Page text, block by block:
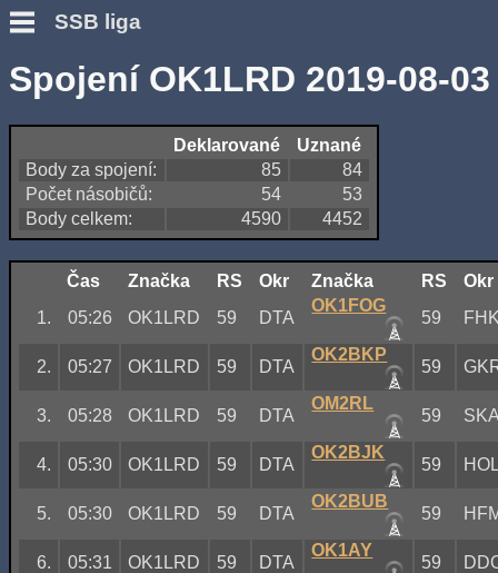
SSB liga
Spojení OK1LRD 2019-08-03
Deklarované
Uznané
Body za spojení:
85
84
Počet násobičů:
54
53
Body celkem:
4590 4452
Čas Značka RS Okr Značka RS
Okr
1.
05:26 OK1LRD 59 DTA
OK1FOG
59
2. 05:27 OK1LRD 59 DTA
OK2BKP
59
3. 05:28 OK1LRD 59 DTA
OM2RL
59
4. 05:30 OK1LRD 59 DTA
OK2BJK
59
5. 05:30 OK1LRD 59 DTA
OK2BUB
59
6. 05:31 OK1LRD 59 DTA
OK1AY
59